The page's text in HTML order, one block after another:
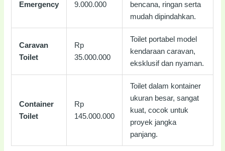
Emergency
9.000.000
bencana, ringan serta
mudah dipindahkan.
Caravan
Toilet
Rp
35.000.000
Toilet portabel model
kendaraan caravan,
eksklusif dan nyaman.
Container
Toilet
Rp
145.000.000
Toilet dalam kontainer
ukuran besar, sangat
kuat, cocok untuk
proyek jangka
panjang.